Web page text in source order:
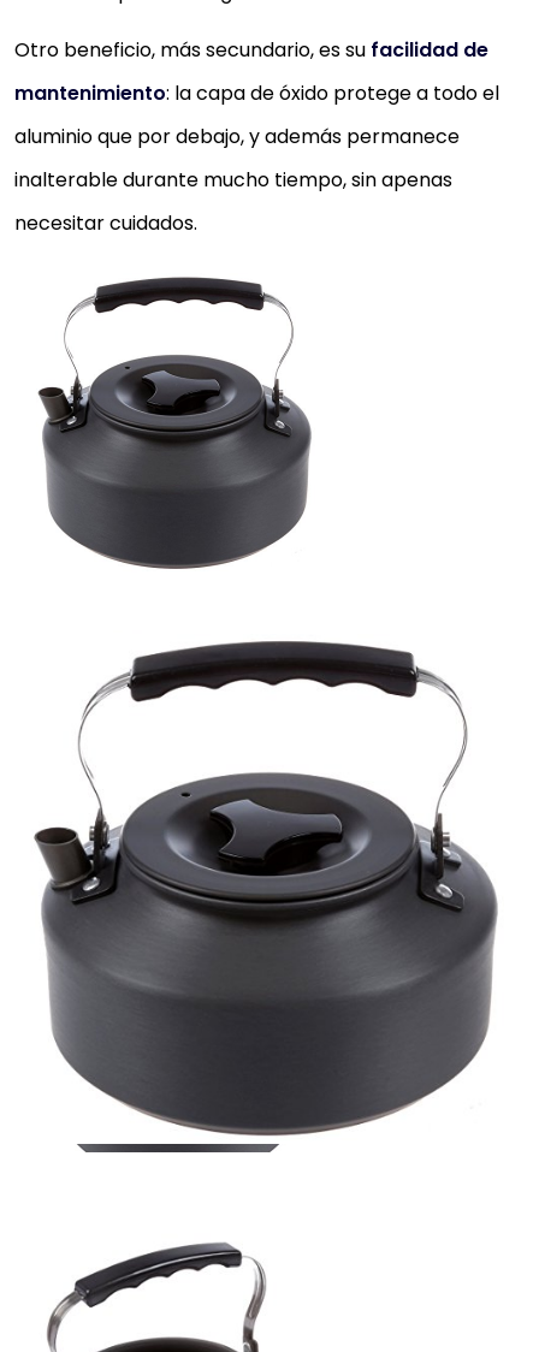
Otro beneficio, más secundario, es su facilidad de
mantenimiento: la capa de óxido protege a todo el
aluminio que por debajo, y además permanece
inalterable durante mucho tiempo, sin apenas
necesitar cuidados.